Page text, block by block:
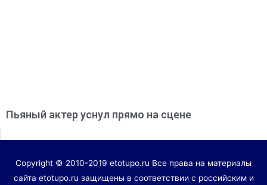
Пьяный актер уснул прямо на сцене
Copyright © 2010-2019 etotupo.ru Все права на материалы
сайта etotupo.ru защищены в соответствии с российским и